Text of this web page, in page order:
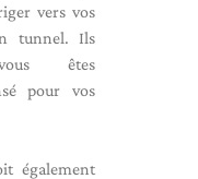
vers vos
tunnel. Ils
êtes
pour vos
également